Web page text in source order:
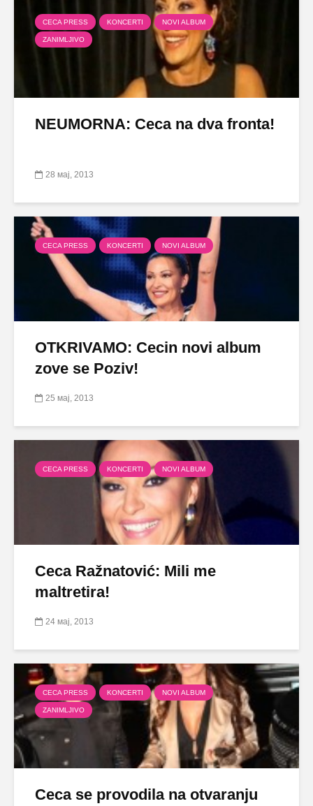
CECA PRESS KONCERTI NOVI ALBUM
ZANIMLJIVO
NEUMORNA: Ceca na dva fronta!
28 мај, 2013
CECA PRESS KONCERTI NOVI ALBUM
OTKRIVAMO: Cecin novi album
zove se Poziv!
25 мај, 2013
CECA PRESS KONCERTI NOVI ALBUM
Ceca Ražnatović: Mili me
maltretira!
24 мај, 2013
CECA PRESS KONCERTI NOVI ALBUM
ZANIMLJIVO
Ceca se provodila na otvaranju